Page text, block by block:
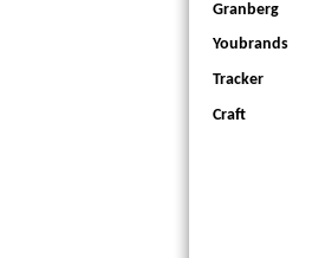
Granberg
Youbrands
Tracker
Craft